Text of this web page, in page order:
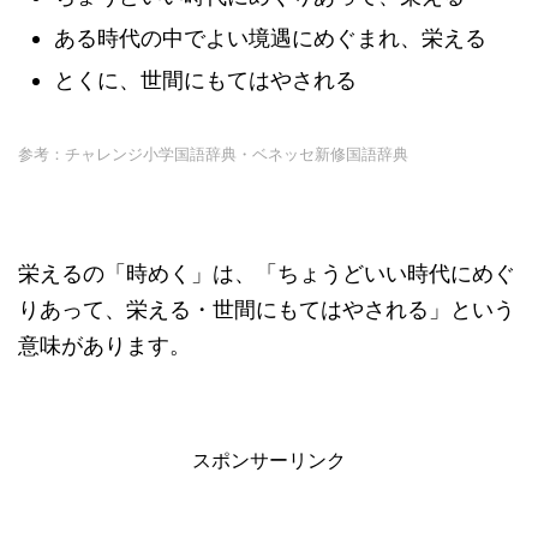
ある時代の中でよい境遇にめぐまれ、栄える
とくに、世間にもてはやされる
参考：チャレンジ小学国語辞典・ベネッセ新修国語辞典
栄えるの「時めく」は、「ちょうどいい時代にめぐ
りあって、栄える・世間にもてはやされる」という
意味があります。
スポンサーリンク